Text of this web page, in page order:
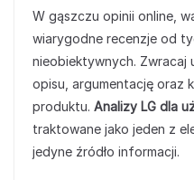
W gąszczu opinii online,
wiarygodne recenzje od
nieobiektywnych. Zwracaj
opisu, argumentację oraz
produktu. Analizy LG dla
traktowane jako jeden z
jedyne źródło informacji.